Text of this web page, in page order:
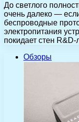
До светлого
очень далеко —
беспроводные
электропитания
покидает стен
Обзоры